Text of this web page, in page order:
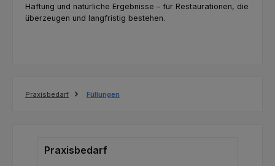
Haftung und natürliche Ergebnisse – für Restaurationen, die
überzeugen und langfristig bestehen.
Praxisbedarf Füllungen
Praxisbedarf